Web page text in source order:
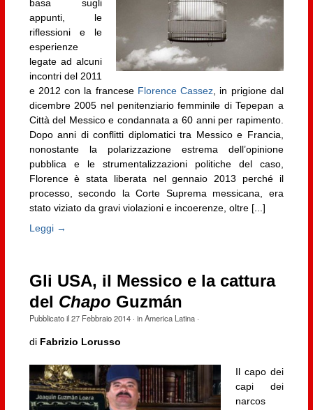
basa sugli
appunti, le
riflessioni e le
esperienze
legate ad alcuni
incontri del 2011
e 2012 con la francese Florence Cassez , in prigione dal
dicembre 2005 nel penitenziario femminile di Tepepan a
Città del Messico e condannata a 60 anni per rapimento.
Dopo anni di conflitti diplomatici tra Messico e Francia,
nonostante la polarizzazione estrema dell’opinione
pubblica e le strumentalizzazioni politiche del caso,
Florence è stata liberata nel gennaio 2013 perché il
processo, secondo la Corte Suprema messicana, era
stato viziato da gravi violazioni e incoerenze, oltre [...]
Leggi →
Gli USA, il Messico e la cattura
del Chapo Guzmán
Pubblicato il27 Febbraio 2014· inAmerica Latina·
di Fabrizio Lorusso
Il capo dei
capi dei
narcos